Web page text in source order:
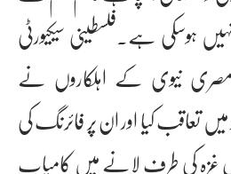
ہوسکی ہے۔فلسطینی سیکیورٹی
نیوی کے اہلکاروں نے
میں تعاقب کیا اور ان پر فائرنگ کی
غزہ کی طرف لانے میں کامیاب